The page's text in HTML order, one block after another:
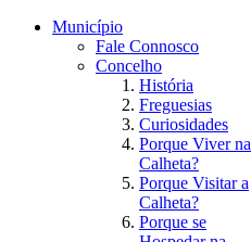
Município
Fale Connosco
Concelho
História
Freguesias
Curiosidades
Porque Viver na
Calheta?
Porque Visitar a
Calheta?
Porque se